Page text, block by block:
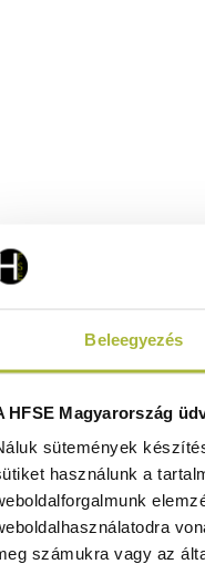
Beleegyezés
HFSE Magyarország
sütemények
használunk a
számukra vagy az